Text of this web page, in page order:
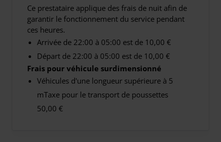
Ce prestataire applique des frais de nuit afin de
garantir le fonctionnement du service pendant
ces heures.
Arrivée de 22:00 à 05:00 est de 10,00 €
Départ de 22:00 à 05:00 est de 10,00 €
Frais pour véhicule surdimensionné
Véhicules d'une longueur supérieure à 5
mTaxe pour le transport de poussettes
50,00 €